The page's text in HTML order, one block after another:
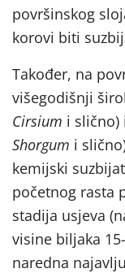
površinskog
korovi biti
Također, na
višegodišnji
Cirsium i
Shorgum i
kemijski
početnog rasta
stadija usjeva
visine biljaka
naredna